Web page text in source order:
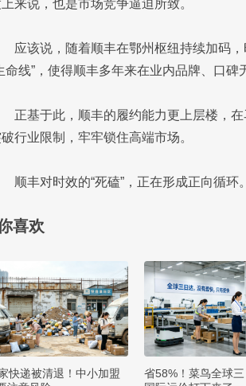
上来说，也是市场竞争逼迫所致。
应该说，随着顺丰在鄂州枢纽持续加码
命线”，使得顺丰多年来在业内品牌、口
正基于此，顺丰的履约能力更上层楼，
行业限制，牢牢锁住高端市场。
顺丰对时效的“死磕”，正在形成正向循环
喜欢
快递被清退！中小加盟
省58%！菜鸟全球